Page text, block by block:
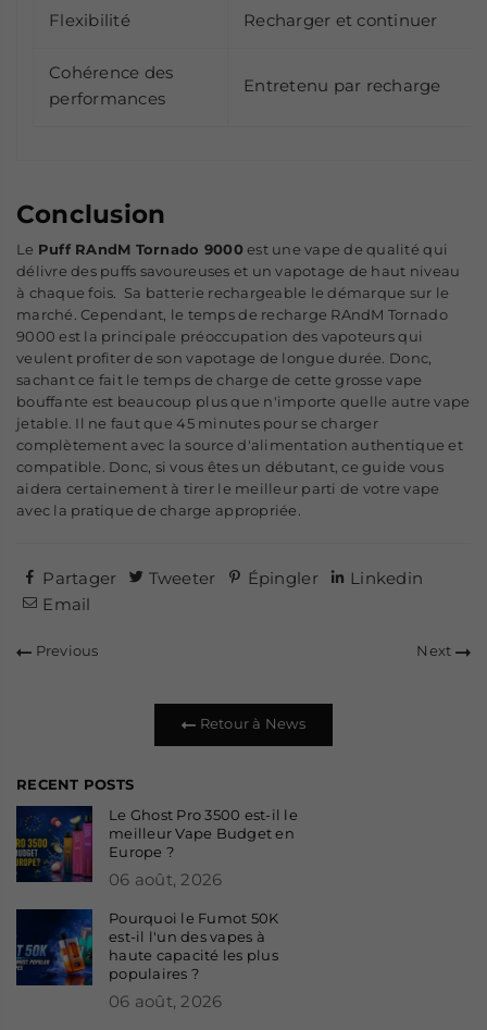
Flexibilité Recharger et continuer
Cohérence des
performances
Entretenu par recharge
Conclusion
Le Puff RAndM Tornado 9000est une vape de qualité qui
délivre des puffs savoureuses et un vapotage de haut niveau
à chaque fois. Sa batterie rechargeable le démarque sur le
marché. Cependant, le temps de recharge RAndM Tornado
9000 est la principale préoccupation des vapoteurs qui
veulent profiter de son vapotage de longue durée. Donc,
sachant ce fait le temps de charge de cette grosse vape
bouffante est beaucoup plus que n'importe quelle autre vape
jetable. Il ne faut que 45 minutes pour se charger
complètement avec la source d'alimentation authentique et
compatible. Donc, si vous êtes un débutant, ce guide vous
aidera certainement à tirer le meilleur parti de votre vape
avec la pratique de charge appropriée.
Partager Tweeter Épingler
Linkedin
Email
Previous Next
Retour à News
RECENT POSTS
Le Ghost Pro 3500 est-il le
meilleur Vape Budget en
Europe ?
06 août, 2026
Pourquoi le Fumot 50K
est-il l'un des vapes à
haute capacité les plus
populaires ?
06 août, 2026